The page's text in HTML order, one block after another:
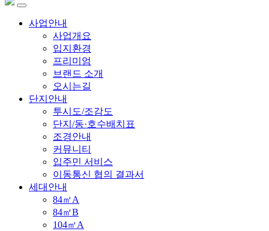
사업안내
사업개요
입지환경
프리미엄
브랜드 소개
오시는길
단지안내
투시도/조감도
단지/동·호수배치표
조경안내
커뮤니티
입주민 서비스
이동통신 협의 결과서
세대안내
84㎡A
84㎡B
104㎡A